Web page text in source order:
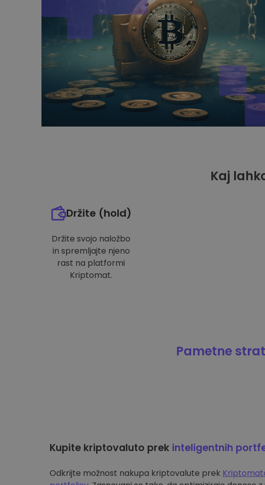
Kaj
Držite (hold)
Držite svojo naložbo
in spremljajte njeno
rast na platformi
Kriptomat.
Pametne
Kupite kriptovaluto prek inteligentnih
Odkrijte možnost nakupa kriptovalute prek